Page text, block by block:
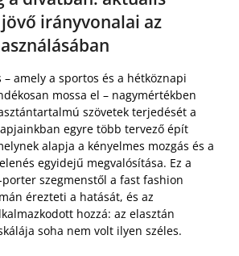
irányvonalai az
amely a sportos és a hétköznapi
mossa el – nagymértékben
szövetek terjedését a
egyre több tervező épít
alapja a kényelmes mozgás és a
egyidejű megvalósítása. Ez a
szegmenstől a fast fashion
érezteti a hatását, és az
hozzá: az elasztán
soha nem volt ilyen széles.